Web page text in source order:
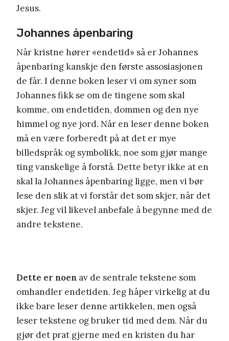
Jesus.
Johannes åpenbaring
Når kristne hører «endetid» så er Johannes
åpenbaring kanskje den første assosiasjonen
de får. I denne boken leser vi om syner som
Johannes fikk se om de tingene som skal
komme, om endetiden, dommen og den nye
himmel og nye jord. Når en leser denne boken
må en være forberedt på at det er mye
billedspråk og symbolikk, noe som gjør mange
ting vanskelige å forstå. Dette betyr ikke at en
skal la Johannes åpenbaring ligge, men vi bør
lese den slik at vi forstår det som skjer, når det
skjer. Jeg vil likevel anbefale å begynne med de
andre tekstene.
Dette er noen av de sentrale tekstene som
omhandler endetiden. Jeg håper virkelig at du
ikke bare leser denne artikkelen, men også
leser tekstene og bruker tid med dem. Når du
gjør det prat gjerne med en kristen du har